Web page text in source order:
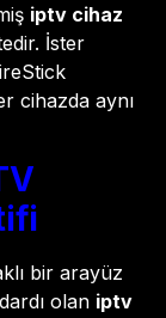
iptv cihaz
İster
cihazda aynı
bir arayüz
olan iptv